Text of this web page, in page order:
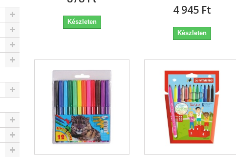
Készleten
4 945 Ft‎
Készleten